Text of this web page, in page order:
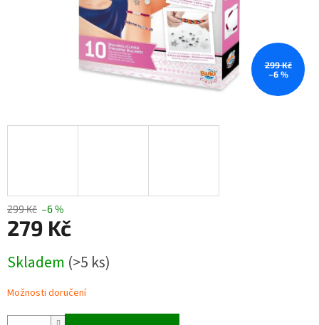
299 Kč
–6 %
299 Kč –6 %
279 Kč
cena:
Skladem (>5 ks)
Možnosti doručení